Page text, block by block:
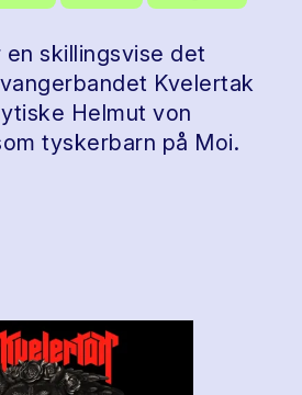
skillingsvise det
Kvelertak
Helmut von
tyskerbarn på Moi.